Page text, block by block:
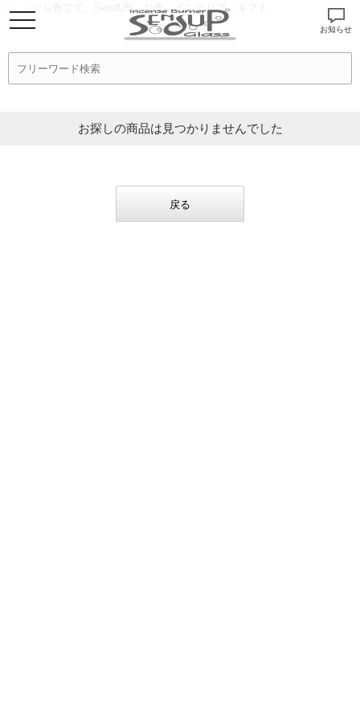
ガラス製お香立て、SendUP、お香、インテリア、ギフト
お知らせ
お探しの商品は見つかりませんでした
戻る